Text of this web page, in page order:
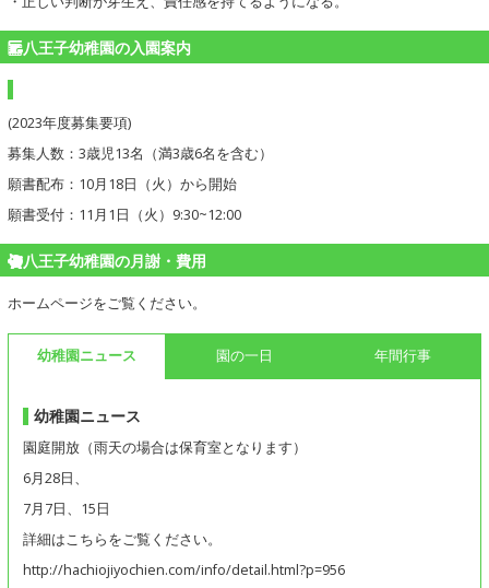
八王子幼稚園の入園案内
(2023年度募集要項)
募集人数：3歳児13名（満3歳6名を含む）
願書配布：10月18日（火）から開始
願書受付：11月1日（火）9:30~12:00
八王子幼稚園の月謝・費用
ホームページをご覧ください。
幼稚園ニュース 園の一日 年間行事
幼稚園ニュース
園庭開放（雨天の場合は保育室となります）
6月28日、
7月7日、15日
詳細はこちらをご覧ください。
http://hachiojiyochien.com/info/detail.html?p=956